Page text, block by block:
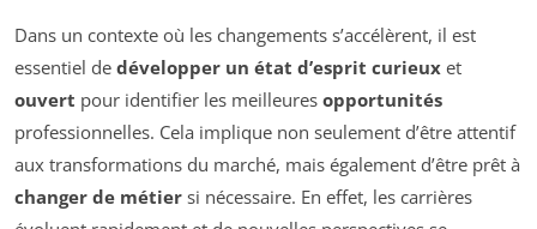
Dans un contexte où les changements s’accélèrent, il est
essentiel de développer un état d’esprit curieux et
ouvert pour identifier les meilleures opportunités
professionnelles. Cela implique non seulement d’être attentif
aux transformations du marché, mais également d’être prêt à
changer de métier si nécessaire. En effet, les carrières